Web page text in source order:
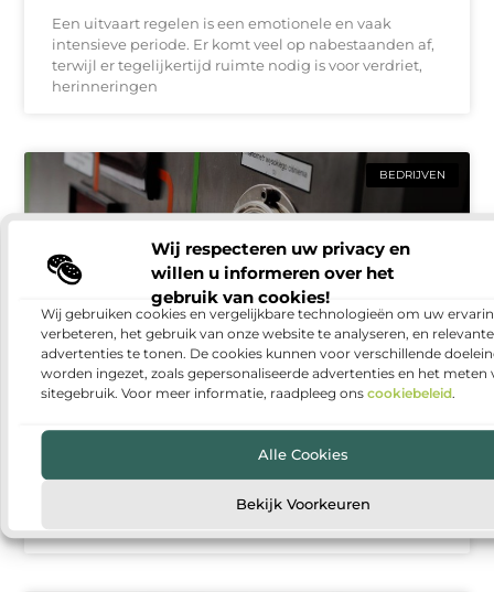
Wij respecteren uw privacy en
willen u informeren over het
gebruik van cookies!
Wij gebruiken cookies en vergelijkbare technologieën om uw
verbeteren, het gebruik van onze website te analyseren, en relevante
advertenties te tonen. De cookies kunnen voor verschillende
worden ingezet, zoals gepersonaliseerde advertenties en het meten
sitegebruik. Voor meer informatie, raadpleeg ons cookiebeleid.
Alle Cookies
Bekijk Voorkeuren
Een uitvaart regelen is een emotionele en vaak
intensieve periode. Er komt veel op nabestaanden af,
terwijl er tegelijkertijd ruimte nodig is voor verdriet,
herinneringen
BEDRIJVEN
Warmtepomp installeren: duurzaam en
comfortabel wonen
Steeds meer huishoudens denken na over manieren
om hun woning energiezuiniger te maken. Een van
de populairste oplossingen is een warmtepomp. Met